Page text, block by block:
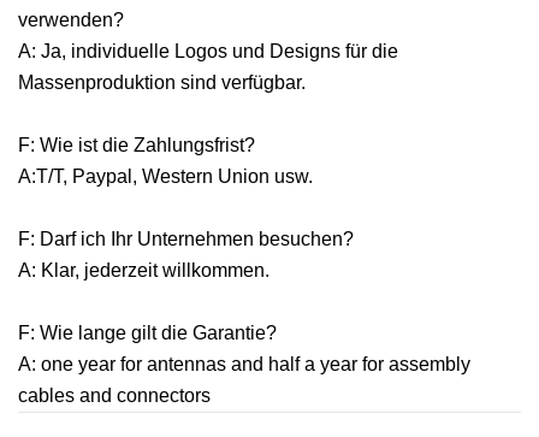
verwenden?
A: Ja, individuelle Logos und Designs für die
Massenproduktion sind verfügbar.
F: Wie ist die Zahlungsfrist?
A:T/T, Paypal, Western Union usw.
F: Darf ich Ihr Unternehmen besuchen?
A: Klar, jederzeit willkommen.
F: Wie lange gilt die Garantie?
A: one year for antennas and half a year for assembly
cables and connectors